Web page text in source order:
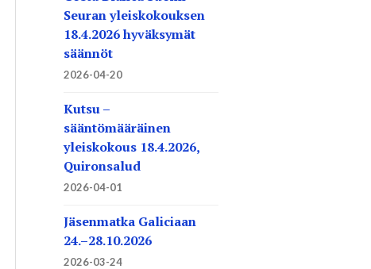
Seuran yleiskokouksen
18.4.2026 hyväksymät
säännöt
2026-04-20
Kutsu –
sääntömääräinen
yleiskokous 18.4.2026,
Quironsalud
2026-04-01
Jäsenmatka Galiciaan
24.–28.10.2026
2026-03-24